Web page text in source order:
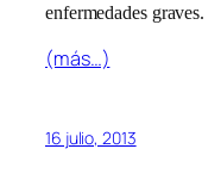
enfermedades graves.
(más…)
16 julio, 2013